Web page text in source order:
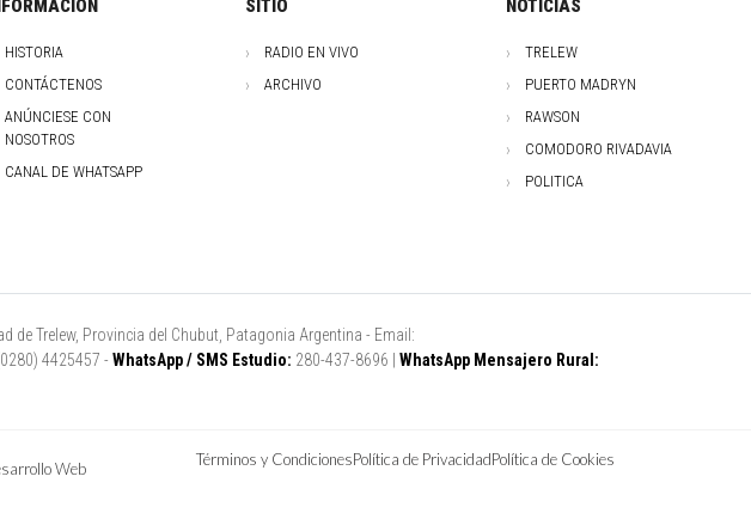
HISTORIA
CONTÁCTENOS
ANÚNCIESE CON
NOSOTROS
CANAL DE WHATSAPP
SITIO
RADIO EN VIVO
ARCHIVO
NOTICIAS
TRELEW
PUERTO MADRYN
RAWSON
COMODORO RIVADAVIA
POLITICA
de Trelew, Provincia del Chubut, Patagonia Argentina - Email:
4425457 - WhatsApp / SMS Estudio: 280-437-8696 | WhatsApp Mensajero Rural:
Web Términos y CondicionesPolítica de PrivacidadPolítica de Cookies